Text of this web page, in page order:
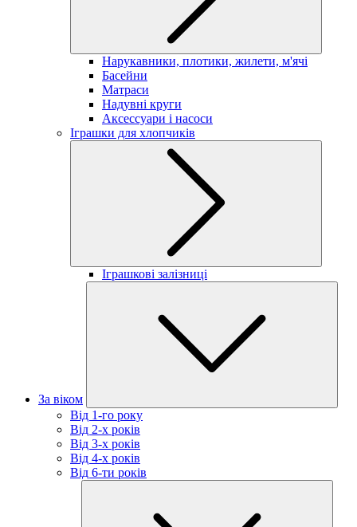
Нарукавники, плотики, жилети, м'ячі
Басейни
Матраси
Надувні круги
Аксессуари і насоси
Іграшки для хлопчиків
Іграшкові залізниці
За віком
Від 1-го року
Від 2-х років
Від 3-х років
Від 4-х років
Від 6-ти років